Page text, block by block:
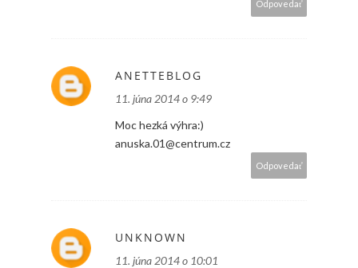
Odpovedať
ANETTEBLOG
11. júna 2014 o 9:49
Moc hezká výhra:)
anuska.01@centrum.cz
Odpovedať
UNKNOWN
11. júna 2014 o 10:01